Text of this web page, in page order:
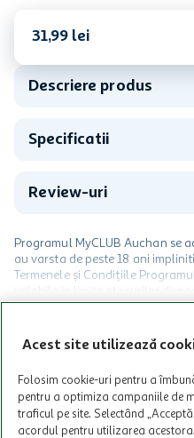
31,99 lei
Descriere produs
Specificatii
Review-uri
Programul MyCLUB Auchan se
au varsta de peste 18 ani
Termenele și Condițiile
limita a 12 unitati / card client o
Cardul poate fi utilizat doar in
participante și pentru acțiuni
nu raspunde pentru
care aceste este suspendat sau
intretineri sau reparatii tehnice
Acest site utilizează
Folosim cookie-uri pentru a
pentru a optimiza campaniile de
traficul pe site. Selectând
acordul pentru utilizarea